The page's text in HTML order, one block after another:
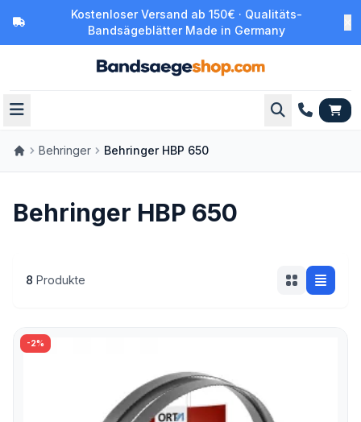
Kostenloser Versand ab 150€ · Qualitäts-
Bandsägeblätter Made in Germany
Behringer Behringer HBP 650
Behringer HBP 650
8 Produkte
-2%